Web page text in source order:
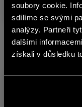
soubory cookie.
sdílíme se svými
analýzy. Partneři
dalšími
získali v důsledku
RYZLINK
Další
Obsah
vhodný